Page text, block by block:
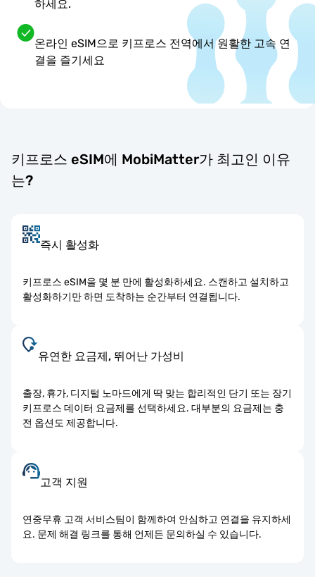
하세요.
온라인 eSIM으로 키프로스 전역에서 원활한 고속 연
결을 즐기세요
키프로스 eSIM에 MobiMatter가 최고인 이유
는?
즉시 활성화
키프로스 eSIM을 몇 분 만에 활성화하세요. 스캔하고 설치하고
활성화하기만 하면 도착하는 순간부터 연결됩니다.
유연한 요금제, 뛰어난 가성비
출장, 휴가, 디지털 노마드에게 딱 맞는 합리적인 단기 또는 장기
키프로스 데이터 요금제를 선택하세요. 대부분의 요금제는 충
전 옵션도 제공합니다.
고객 지원
연중무휴 고객 서비스팀이 함께하여 안심하고 연결을 유지하세
요. 문제 해결 링크를 통해 언제든 문의하실 수 있습니다.